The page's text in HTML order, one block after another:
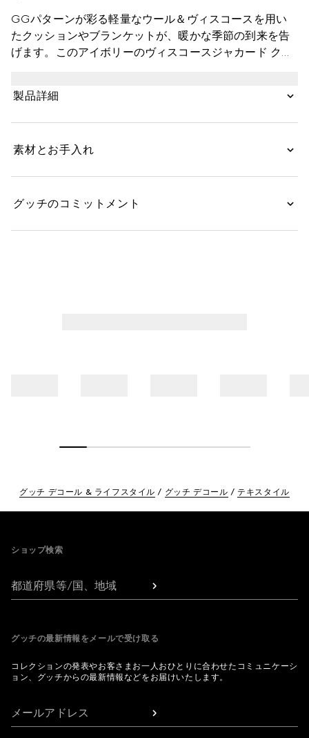
GGパターンが彩る軽量なウール＆ヴィスコースを用い
たクッションやブランケットが、暖かな季節の到来を告
げます。このアイボリーのヴィスコースジャカード クッ
製品詳細
素材とお手入れ
グッチのコミットメント
グッチ デコール & ライフスタイル グッチ デコール テキスタイル
ショップ検索
都道府県等/国、地域
グッチの最新情報をメールで受け取る
コレクションの発表やお客さまお一人おひとりに合わせたコミュニケーシ
ョン、グッチからの最新情報などをお届けいたします。
メールアドレス